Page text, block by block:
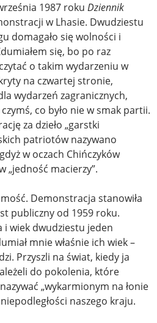
1987 roku Dziennik
w Lhasie. Dwudziestu
domagało się wolności i
się, bo po raz
o takim wydarzeniu w
na czwartej stronie,
wydarzeń zagranicznych,
co było nie w smak partii.
za dzieło „garstki
patriotów nazywano
w oczach Chińczyków
„jedność macierzy”.
Demonstracja stanowiła
publiczny od 1959 roku.
i wiek dwudziestu jeden
mnie właśnie ich wiek –
Przyszli na świat, kiedy ja
do pokolenia, które
„wykarmionym na łonie
naszego kraju.